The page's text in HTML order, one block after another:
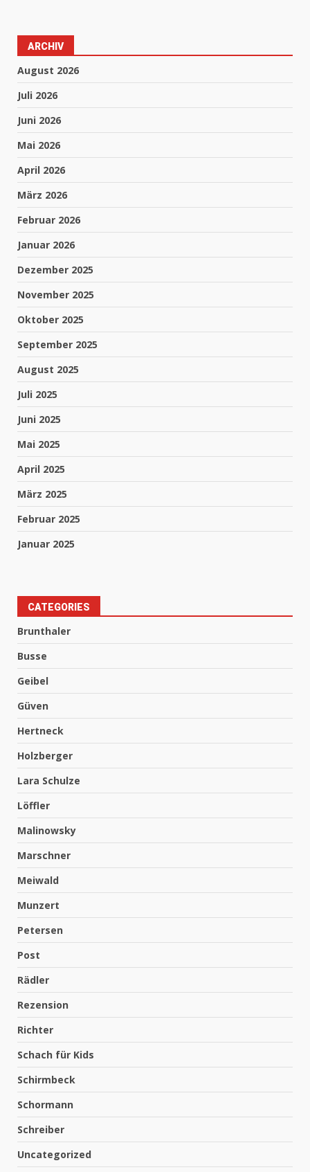
ARCHIV
August 2026
Juli 2026
Juni 2026
Mai 2026
April 2026
März 2026
Februar 2026
Januar 2026
Dezember 2025
November 2025
Oktober 2025
September 2025
August 2025
Juli 2025
Juni 2025
Mai 2025
April 2025
März 2025
Februar 2025
Januar 2025
CATEGORIES
Brunthaler
Busse
Geibel
Güven
Hertneck
Holzberger
Lara Schulze
Löffler
Malinowsky
Marschner
Meiwald
Munzert
Petersen
Post
Rädler
Rezension
Richter
Schach für Kids
Schirmbeck
Schormann
Schreiber
Uncategorized